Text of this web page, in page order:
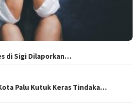
di Sigi Dilaporkan…
Kota Palu Kutuk Keras Tindaka…